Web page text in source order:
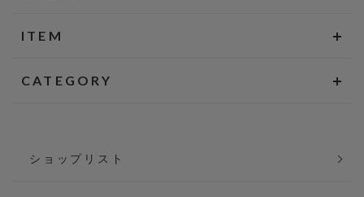
ITEM
CATEGORY
ショップリスト